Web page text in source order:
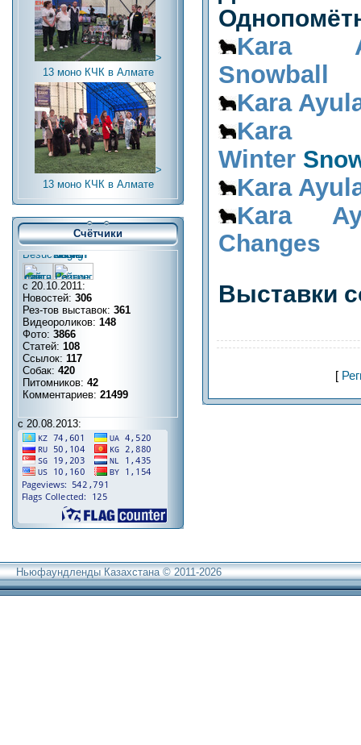
>
13 моно КЧК в Алмате
>
13 моно КЧК в Алмате
Счётчики
с 20.10.2011:
Новостей: 306
Рез-тов выставок: 361
Видеороликов: 148
Фото: 3866
Статей: 108
Ссылок: 117
Собак: 420
Питомников: 42
Комментариев: 21499
с 20.08.2013:
Kara
Snowball
Kara
Winter
Kara
Kara
Changes
Выставки
[
Ньюфаундленды Казахстана © 2011-2026